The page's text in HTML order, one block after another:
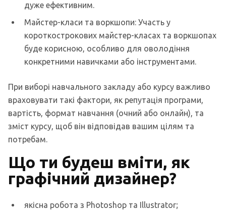
дуже ефективним.
Майстер-класи та воркшопи: Участь у
короткострокових майстер-класах та воркшопах
буде корисною, особливо для оволодіння
конкретними навичками або інструментами.
При виборі навчального закладу або курсу важливо
враховувати такі фактори, як репутація програми,
вартість, формат навчання (очний або онлайн), та
зміст курсу, щоб він відповідав вашим цілям та
потребам.
Що ти будеш вміти, як
графічний дизайнер?
якісна робота з Photoshop та Illustrator;